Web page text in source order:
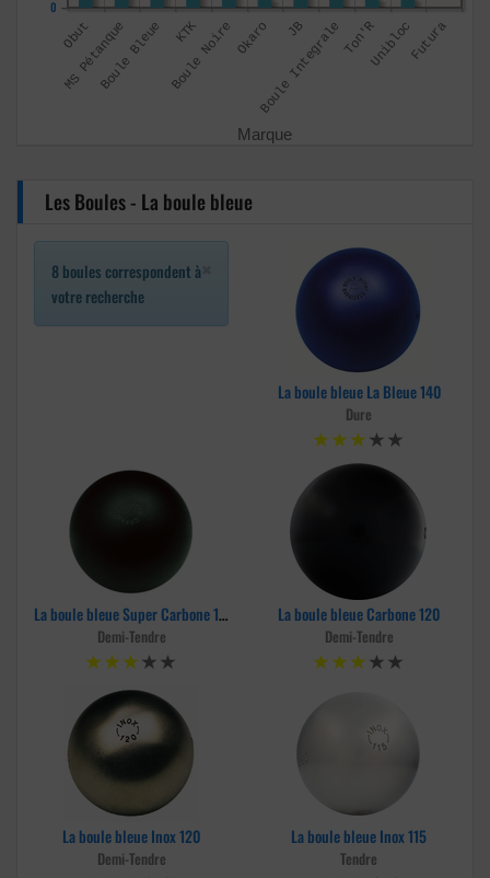
0
Les Boules - La boule bleue
8 boules correspondent à
votre recherche
La boule bleue La Bleue 140
Dure
La boule bleue Super Carbone 125
Demi-Tendre
La boule bleue Carbone 120
Demi-Tendre
La boule bleue Inox 120
Demi-Tendre
La boule bleue Inox 115
Tendre